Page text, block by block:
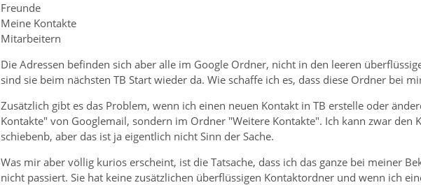
Freunde
Meine Kontakte
Mitarbeitern
Die Adressen befinden sich aber alle im Google Ordner, nicht in den leeren
sind sie beim nächsten TB Start wieder da. Wie schaffe ich es, dass diese Ordner bei
Zusätzlich gibt es das Problem, wenn ich einen neuen Kontakt in TB erstelle oder
Kontakte" von Googlemail, sondern im Ordner "Weitere Kontakte". Ich kann zwar den
schiebenb, aber das ist ja eigentlich nicht Sinn der Sache.
Was mir aber völlig kurios erscheint, ist die Tatsache, dass ich das ganze bei meiner
nicht passiert. Sie hat keine zusätzlichen überflüssigen Kontaktordner und wenn ich